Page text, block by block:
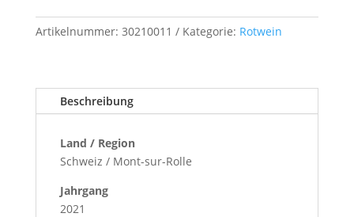
Menge
Artikelnummer: 30210011 Kategorie: Rotwein
Beschreibung
Land / Region
Schweiz / Mont-sur-Rolle
Jahrgang
2021